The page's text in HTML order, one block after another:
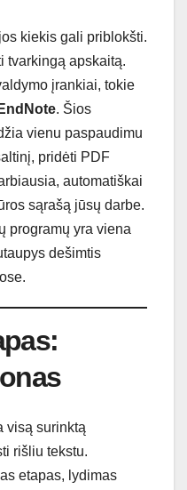
kiekis gali priblokšti.
tvarkingą apskaitą.
įrankiai, tokie
. Šios
vienu paspaudimu
pridėti PDF
automatiškai
sąrašą jūsų darbe.
programų yra viena
dešimtis
visą surinktą
rišliu tekstu.
etapas, lydimas